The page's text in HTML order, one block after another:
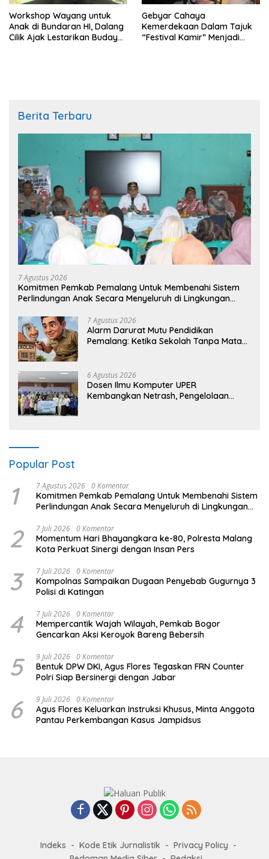
Workshop Wayang untuk
Anak di Bundaran HI, Dalang
Cilik Ajak Lestarikan Budaya
Gebyar Cahaya
Kemerdekaan Dalam Tajuk
“Festival Kamir” Menjadi
Berita Terbaru
7 Agustus 2026
Komitmen Pemkab Pemalang Untuk Membenahi Sistem
Perlindungan Anak Secara Menyeluruh di Lingkungan
7 Agustus 2026
Alarm Darurat Mutu Pendidikan
Pemalang: Ketika Sekolah Tanpa Mata
6 Agustus 2026
Dosen Ilmu Komputer UPER
Kembangkan Netrash, Pengelolaan
Popular Post
1 7 Agustus 2026 0 Komentar
Komitmen Pemkab Pemalang Untuk Membenahi Sistem
Perlindungan Anak Secara Menyeluruh di Lingkungan
2 7 Juli 2026 0 Komentar
Momentum Hari Bhayangkara ke-80, Polresta Malang
Kota Perkuat Sinergi dengan Insan Pers
3 7 Juli 2026 0 Komentar
Kompolnas Sampaikan Dugaan Penyebab Gugurnya 3
Polisi di Katingan
4 7 Juli 2026 0 Komentar
Mempercantik Wajah Wilayah, Pemkab Bogor
Gencarkan Aksi Keroyok Bareng Bebersih
5 9 Juli 2026 0 Komentar
Bentuk DPW DKI, Agus Flores Tegaskan FRN Counter
Polri Siap Bersinergi dengan Jabar
6 9 Juli 2026 0 Komentar
Agus Flores Keluarkan Instruksi Khusus, Minta Anggota
Pantau Perkembangan Kasus Jampidsus
Indeks Kode Etik Jurnalistik
Privacy Policy